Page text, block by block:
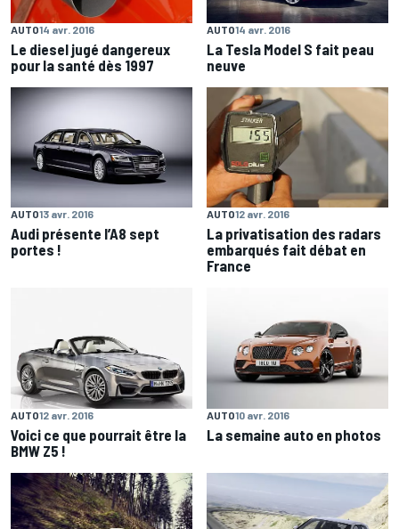
AUTO14 avr. 2016
Le diesel jugé dangereux
pour la santé dès 1997
AUTO14 avr. 2016
La Tesla Model S fait peau
neuve
AUTO13 avr. 2016
Audi présente l’A8 sept
portes !
AUTO12 avr. 2016
La privatisation des radars
embarqués fait débat en
France
AUTO12 avr. 2016
Voici ce que pourrait être la
BMW Z5 !
AUTO10 avr. 2016
La semaine auto en photos